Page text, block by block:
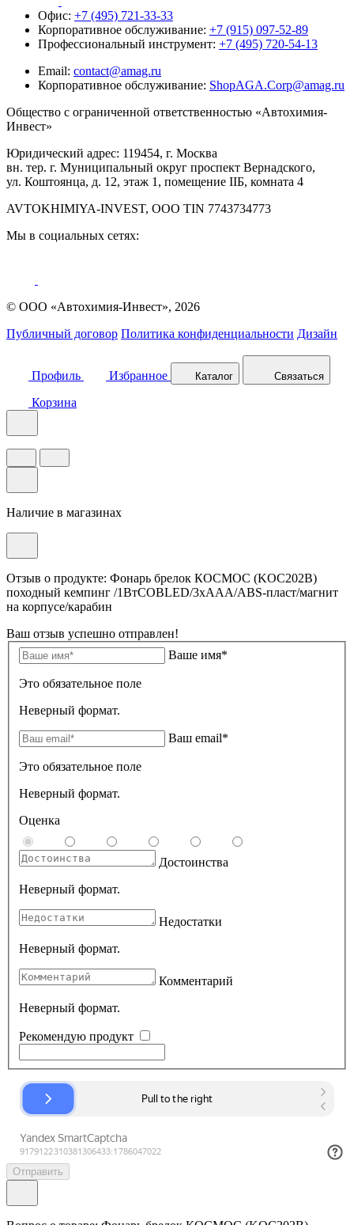
Офис: +7 (495) 721-33-33
Корпоративное обслуживание: +7 (915) 097-52-89
Профессиональный инструмент: +7 (495) 720-54-13
Email: contact@amag.ru
Корпоративное обслуживание: ShopAGA.Corp@amag.ru
Общество с ограниченной ответственностью «Автохимия-
Инвест»
Юридический адрес: 119454, г. Москва
вн. тер. г. Муниципальный округ проспект Вернадского,
ул. Коштоянца, д. 12, этаж 1, помещение IIБ, комната 4
AVTOKHIMIYA-INVEST, OOO TIN 7743734773
Мы в социальных сетях:
© ООО «Автохимия-Инвест», 2026
Публичный договор Политика конфиденциальности Дизайн
Профиль Избранное Каталог Связаться
Корзина
Наличие в магазинах
Отзыв о продукте: Фонарь брелок КОСМОС (KOC202B)
походный кемпинг /1ВтCOBLED/3xAAA/ABS-пласт/магнит
на корпусе/карабин
Ваш отзыв успешно отправлен!
Ваше имя*
Это обязательное поле
Неверный формат.
Ваш email*
Это обязательное поле
Неверный формат.
Оценка
Достоинства
Неверный формат.
Недостатки
Неверный формат.
Комментарий
Неверный формат.
Рекомендую продукт
Отправить